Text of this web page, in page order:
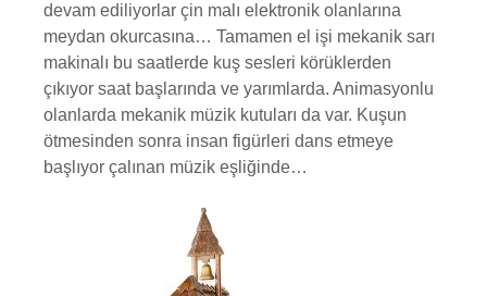
devam ediliyorlar çin malı elektronik olanlarına
meydan okurcasına… Tamamen el işi mekanik sarı
makinalı bu saatlerde kuş sesleri körüklerden
çıkıyor saat başlarında ve yarımlarda. Animasyonlu
olanlarda mekanik müzik kutuları da var. Kuşun
ötmesinden sonra insan figürleri dans etmeye
başlıyor çalınan müzik eşliğinde…